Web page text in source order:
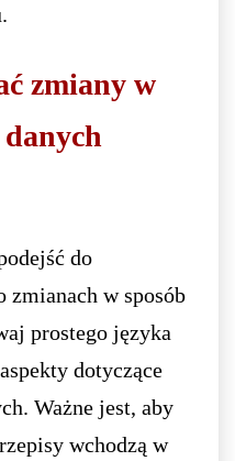
zmiany w
do
w sposób
prostego języka
dotyczące
Ważne jest, aby
wchodzą w